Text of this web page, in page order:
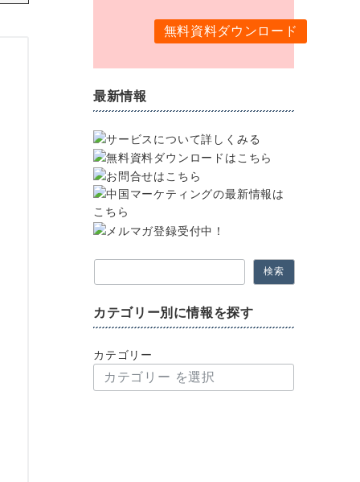
最新情報
検索
カテゴリー別に情報を探す
カテゴリー